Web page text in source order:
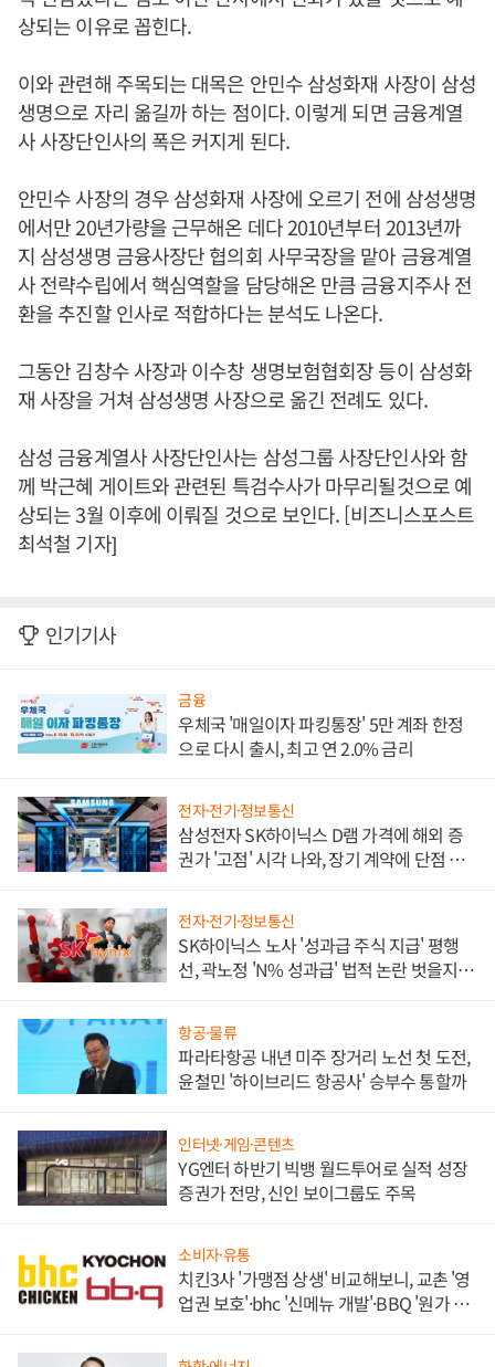
상되는 이유로 꼽힌다.
이와 관련해 주목되는 대목은 안민수 삼성화재 사장이 삼성
생명으로 자리 옮길까 하는 점이다. 이렇게 되면 금융계열
사 사장단인사의 폭은 커지게 된다.
안민수 사장의 경우 삼성화재 사장에 오르기 전에 삼성생명
에서만 20년가량을 근무해온 데다 2010년부터 2013년까
지 삼성생명 금융사장단 협의회 사무국장을 맡아 금융계열
사 전략수립에서 핵심역할을 담당해온 만큼 금융지주사 전
환을 추진할 인사로 적합하다는 분석도 나온다.
그동안 김창수 사장과 이수창 생명보험협회장 등이 삼성화
재 사장을 거쳐 삼성생명 사장으로 옮긴 전례도 있다.
삼성 금융계열사 사장단인사는 삼성그룹 사장단인사와 함
께 박근혜 게이트와 관련된 특검수사가 마무리될것으로 예
상되는 3월 이후에 이뤄질 것으로 보인다. [비즈니스포스트
최석철 기자]
인기기사
금융
우체국 '매일이자 파킹통장' 5만 계좌 한정
으로 다시 출시, 최고 연 2.0% 금리
전자·전기·정보통신
삼성전자 SK하이닉스 D램 가격에 해외 증
권가 '고점' 시각 나와, 장기 계약에 단점 부
전자·전기·정보통신
SK하이닉스 노사 '성과급 주식 지급' 평행
선, 곽노정 'N% 성과급' 법적 논란 벗을지 주
항공·물류
파라타항공 내년 미주 장거리 노선 첫 도전,
윤철민 '하이브리드 항공사' 승부수 통할까
인터넷·게임·콘텐츠
YG엔터 하반기 빅뱅 월드투어로 실적 성장
증권가 전망, 신인 보이그룹도 주목
소비자·유통
치킨3사 '가맹점 상생' 비교해보니, 교촌 '영
업권 보호'·bhc '신메뉴 개발'·BBQ '원가 부